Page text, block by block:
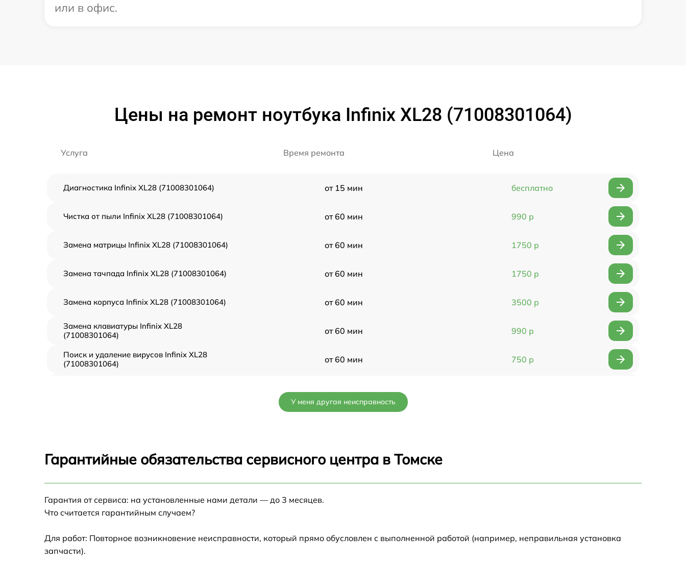
или в офис.
Цены на ремонт ноутбука Infinix XL28 (71008301064)
Услуга Время ремонта Цена
Диагностика Infinix XL28 (71008301064) от 15 мин бесплатно
Чистка от пыли Infinix XL28 (71008301064) от 60 мин 990 р
Замена матрицы Infinix XL28 (71008301064) от 60 мин 1750 р
Замена тачпада Infinix XL28 (71008301064) от 60 мин 1750 р
Замена корпуса Infinix XL28 (71008301064) от 60 мин 3500 р
Замена клавиатуры Infinix XL28
(71008301064)
от 60 мин 990 р
Поиск и удаление вирусов Infinix XL28
(71008301064)
от 60 мин 750 р
Замена системы охлаждения Infinix XL28
(71008301064)
(71008301064)
Замена оперативной памяти Infinix XL28
У меня другая неисправность
Гарантийные обязательства сервисного центра в Томске
Гарантия от сервиса: на установленные нами детали — до 3 месяцев.
Что считается гарантийным случаем?
Для работ: Повторное возникновение неисправности, который прямо обусловлен с выполненной работой (например, неправильная установка
запчасти).